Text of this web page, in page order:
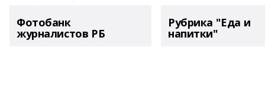
Фотобанк
журналистов РБ
Рубрика "Еда и
напитки"